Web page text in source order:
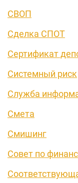
СВОП
Сделка СПОТ
Сертификат
Системный риск
Служба
Смета
Смишинг
Совет по